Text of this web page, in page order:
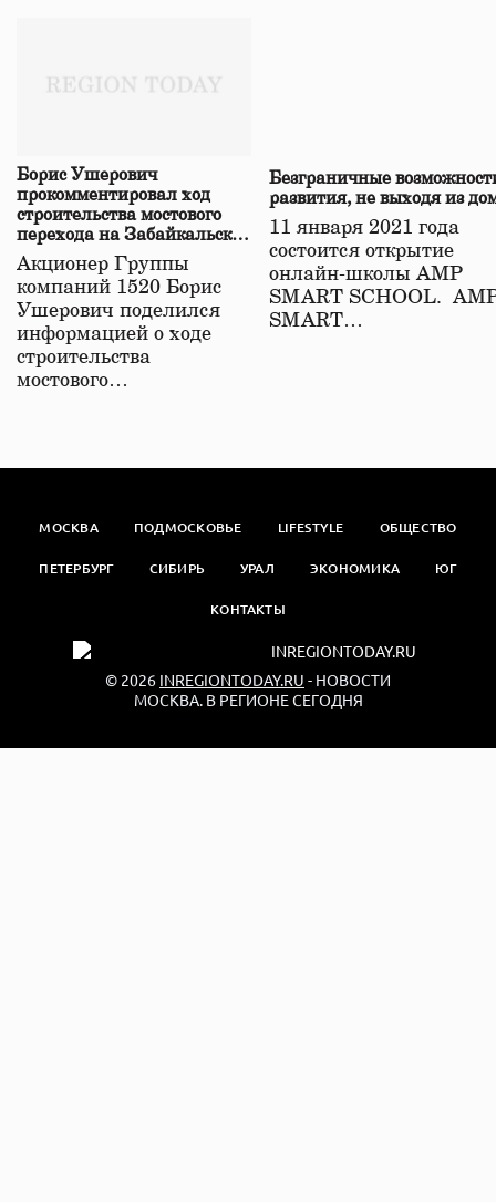
Борис Ушерович
прокомментировал ход
строительства мостового
перехода на Забайкальской
железной дороге
Акционер Группы
компаний 1520 Борис
Ушерович поделился
информацией о ходе
строительства
мостового…
Безграничные
развития, не выходя из
11 января 2021 года
состоится открытие
онлайн-школы АМР
SMART SCHOOL.
SMART…
МОСКВА ПОДМОСКОВЬЕ LIFESTYLE ОБЩЕСТВО
ПЕТЕРБУРГ СИБИРЬ УРАЛ ЭКОНОМИКА ЮГ
КОНТАКТЫ
© 2026 INREGIONTODAY.RU - НОВОСТИ
МОСКВА. В РЕГИОНЕ СЕГОДНЯ